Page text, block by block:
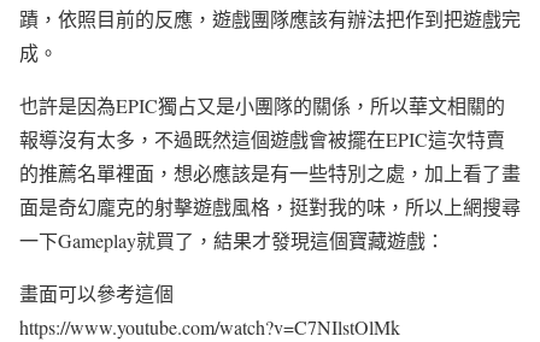
蹟，依照目前的反應，遊戲團隊應該有辦法把作到把遊戲完
成。
也許是因為EPIC獨占又是小團隊的關係，所以華文相關的
報導沒有太多，不過既然這個遊戲會被擺在EPIC這次特賣
的推薦名單裡面，想必應該是有一些特別之處，加上看了畫
面是奇幻龐克的射擊遊戲風格，挺對我的味，所以上網搜尋
一下Gameplay就買了，結果才發現這個寶藏遊戲：
畫面可以參考這個
https://www.youtube.com/watch?v=C7NIlstOlMk